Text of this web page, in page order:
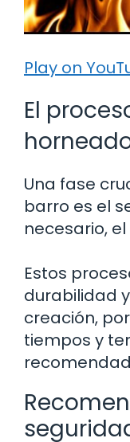
Play on
El
Una fase
barro es el
necesario,
Estos
durabilidad
creación,
tiempos y